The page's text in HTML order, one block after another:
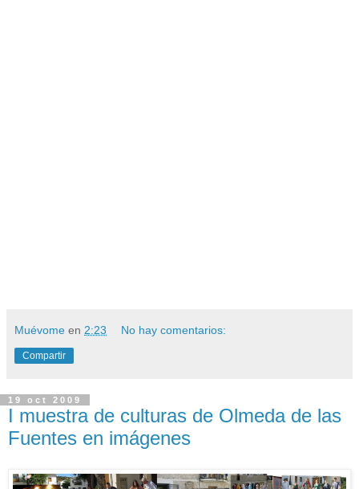
Muévome en 2:23 No hay comentarios:
Compartir
19 oct 2009
I muestra de culturas de Olmeda de las
Fuentes en imágenes